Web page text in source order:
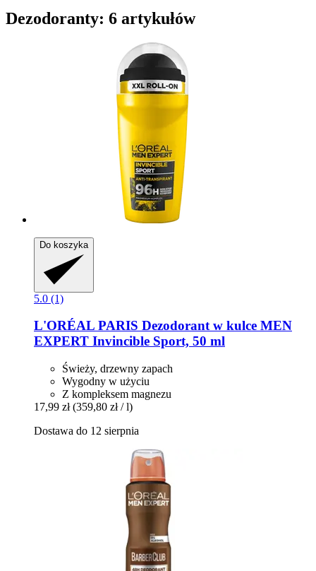
Dezodoranty: 6 artykułów
Do koszyka
5.0 (1)
L'ORÉAL PARIS Dezodorant w kulce MEN
EXPERT Invincible Sport, 50 ml
Świeży, drzewny zapach
Wygodny w użyciu
Z kompleksem magnezu
17,99 zł (359,80 zł / l)
Dostawa do 12 sierpnia